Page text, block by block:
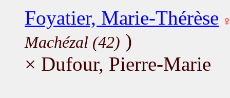
Foyatier, Marie-Thérèse
Machézal (42) )
× Dufour, Pierre-Marie